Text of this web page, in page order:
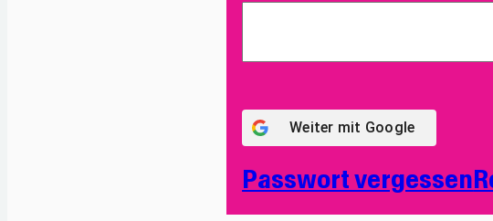
Weiter mit Google
Passwort vergessen